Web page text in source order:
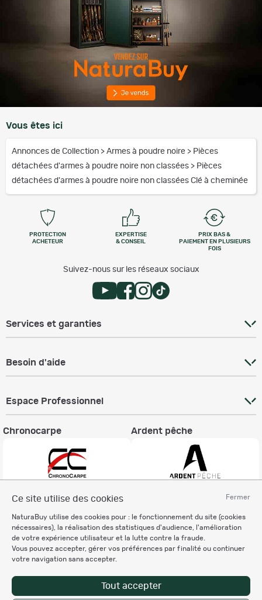
Fermer
Ce site utilise des cookies
NaturaBuy utilise des cookies pour : le fonctionnement du site (cookies
nécessaires), la réalisation des statistiques d'audience, l'amélioration
de votre expérience utilisateur et la lutte contre la fraude.
Vous pouvez accepter, gérer vos préférences par finalité ou continuer
votre navigation sans accepter.
Tout accepter
Vous êtes ici
Annonces de Collection > Armes à poudre noire > Pièces
détachées d'armes à poudre noire non classées > Pièces
détachées d'armes à poudre noire non classées Clé à cheminée
PROTECTION
ACHETEUR
EXPERTISE
& CONSEIL
PRIX BAS &
PAIEMENT EN PLUSIEURS
FOIS
Suivez-nous sur les réseaux sociaux
Services et garanties
Besoin d'aide
Espace Professionnel
Chronocarpe Ardent pêche
Charte éthique
Mentions légales
Règlement & Conditions d'utilisation
Politique de protection
des données personnelles
Personnalisation des cookies